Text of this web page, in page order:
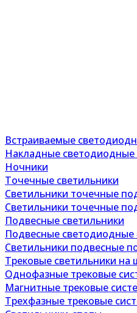
Встраиваемые
Накладные светодиодные
Ночники
Точечные светильники
Светильники точечные
Светильники точечные
Подвесные светильники
Подвесные светодиодные
Светильники подвесные
Трековые светильники
Однофазные трековые
Магнитные трековые
Трехфазные трековые